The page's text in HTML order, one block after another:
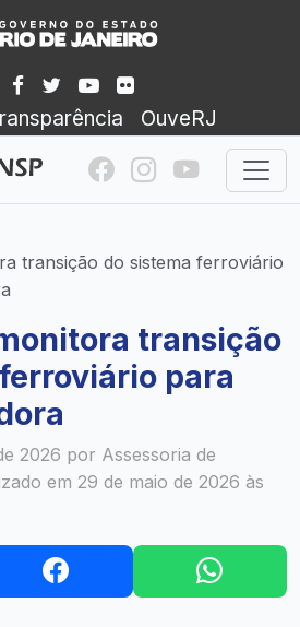
OuveRJ
transição do sistema ferroviário
transição
para
2026 por Assessoria de
em 29 de maio de 2026 às